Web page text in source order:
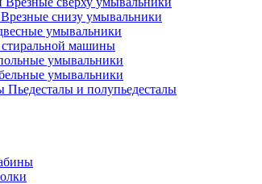
Врезные снизу умывальники
умывальники
машины
умывальники
умывальники
Пьедесталы и полупьедесталы